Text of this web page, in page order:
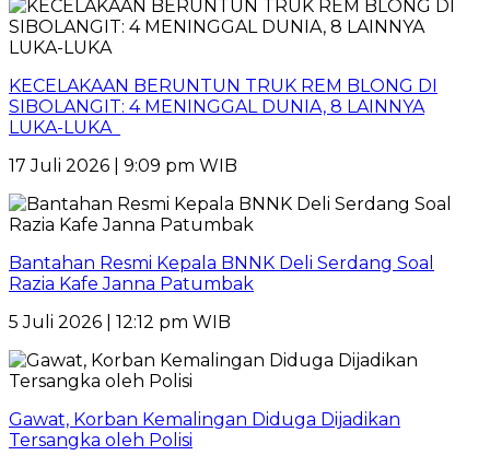
KECELAKAAN BERUNTUN TRUK REM BLONG DI
SIBOLANGIT: 4 MENINGGAL DUNIA, 8 LAINNYA
LUKA-LUKA
17 Juli 2026 | 9:09 pm WIB
Bantahan Resmi Kepala BNNK Deli Serdang Soal
Razia Kafe Janna Patumbak
5 Juli 2026 | 12:12 pm WIB
Gawat, Korban Kemalingan Diduga Dijadikan
Tersangka oleh Polisi